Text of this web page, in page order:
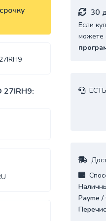
27IRH9:
30
Если
можете
Payme /